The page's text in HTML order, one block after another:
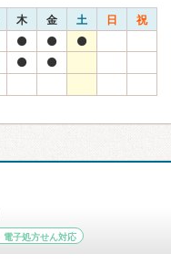
木 金 土 日 祝
電子処方せん対応